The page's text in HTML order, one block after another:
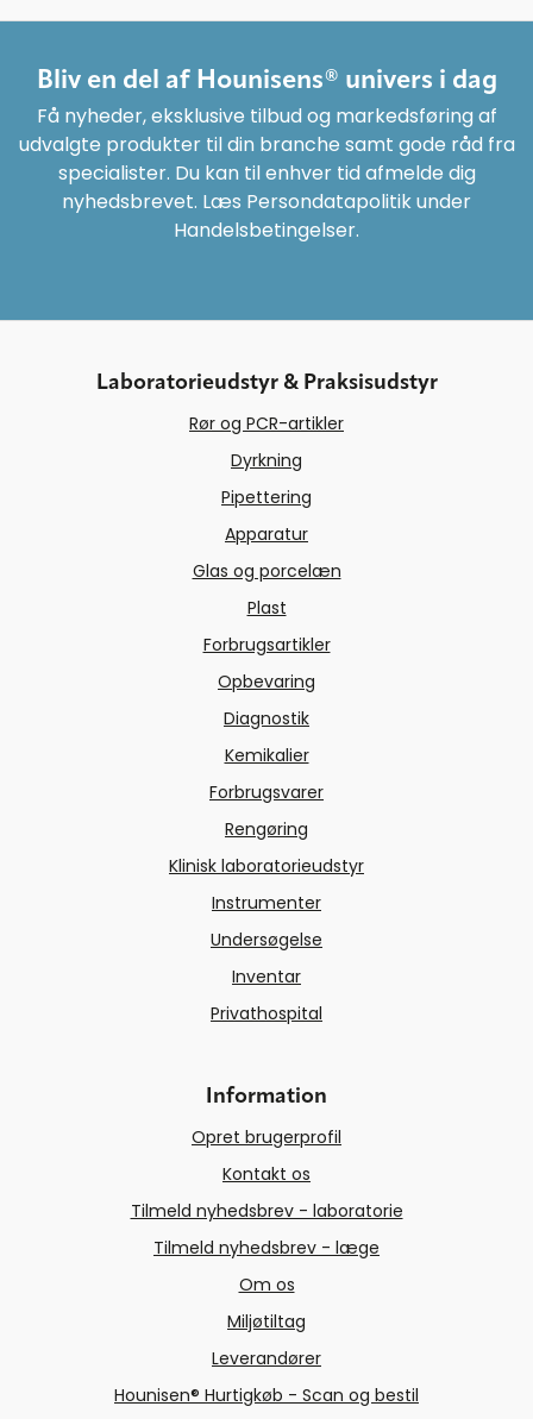
Bliv en del af Hounisens® univers i dag
Få nyheder, eksklusive tilbud og markedsføring af
udvalgte produkter til din branche samt gode råd fra
specialister. Du kan til enhver tid afmelde dig
nyhedsbrevet. Læs Persondatapolitik under
Handelsbetingelser.
Laboratorieudstyr & Praksisudstyr
Rør og PCR-artikler
Dyrkning
Pipettering
Apparatur
Glas og porcelæn
Plast
Forbrugsartikler
Opbevaring
Diagnostik
Kemikalier
Forbrugsvarer
Rengøring
Klinisk laboratorieudstyr
Instrumenter
Undersøgelse
Inventar
Privathospital
Information
Opret brugerprofil
Kontakt os
Tilmeld nyhedsbrev - laboratorie
Tilmeld nyhedsbrev - læge
Om os
Miljøtiltag
Leverandører
Hounisen® Hurtigkøb - Scan og bestil